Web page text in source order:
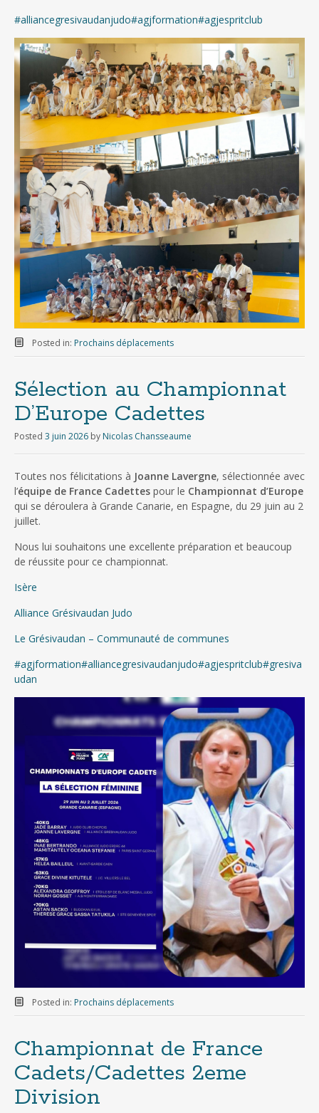
#alliancegresivaudanjudo#agjformation#agjespritclub
Posted in: Prochains déplacements
Sélection au Championnat
D’Europe Cadettes
Posted 3 juin 2026 by Nicolas Chansseaume
Toutes nos félicitations à Joanne Lavergne, sélectionnée avec
l’équipe de France Cadettes pour le Championnat d’Europe
qui se déroulera à Grande Canarie, en Espagne, du 29 juin au 2
juillet.
Nous lui souhaitons une excellente préparation et beaucoup
de réussite pour ce championnat.
Isère
Alliance Grésivaudan Judo
Le Grésivaudan – Communauté de communes
#agjformation#alliancegresivaudanjudo#agjespritclub#gresiva
udan
Posted in: Prochains déplacements
Championnat de France
Cadets/Cadettes 2eme
Division